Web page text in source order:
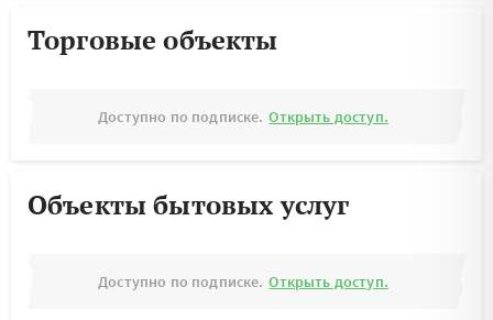
Торговые объекты
Доступно по подписке. Открыть доступ.
Объекты бытовых услуг
Доступно по подписке. Открыть доступ.